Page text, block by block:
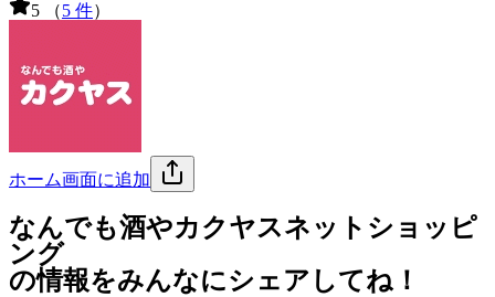
5 （5 件）
ホーム画面に追加
なんでも酒やカクヤスネットショッピ
ング
の情報をみんなにシェアしてね！